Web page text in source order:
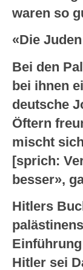
waren so
«Die
Bei den
bei ihnen
deutsche
Öftern
mischt
[sprich:
besser»,
Hitlers
Hitler sei